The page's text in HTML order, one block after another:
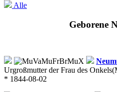
Alle
Geborene
Urgroßmutter der Frau des Onkels
* 1844-08-02